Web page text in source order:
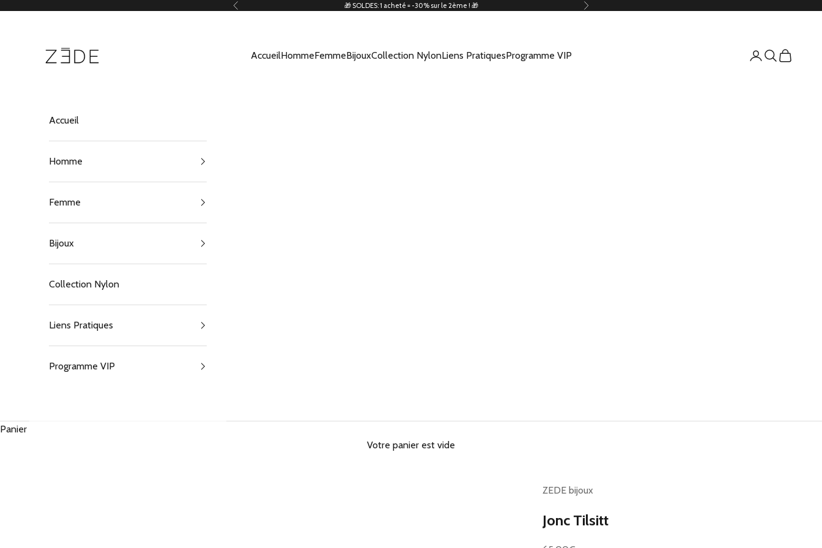
Précédent 🎁 SOLDES: 1 acheté = -30% sur le 2ème ! 🎁 Suivant
AccueilHommeFemmeBijouxCollection NylonLiens PratiquesProgramme VIP Connexion
Recherche
Panier
Accueil
Homme
Femme
Bijoux
Collection Nylon
Liens Pratiques
Programme VIP
Panier
Votre panier est vide
ZEDE bijoux
Jonc Tilsitt